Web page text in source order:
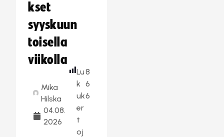
kset
syyskuun
toisella
viikolla
Mika
Hilska
04.08.
2026
Lu
k
uk
er
t
oj
8
6
6